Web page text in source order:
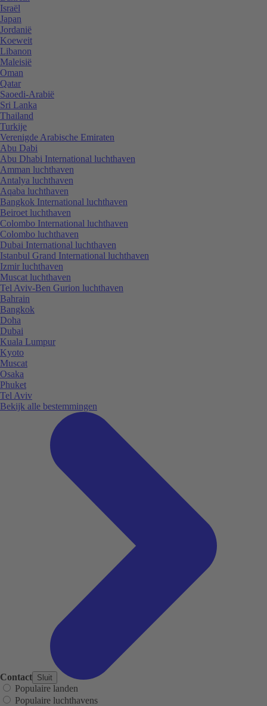
Contact Sluit
Israël
Japan
Jordanië
Koeweit
Libanon
Maleisië
Oman
Qatar
Saoedi-Arabië
Sri Lanka
Thailand
Turkije
Verenigde Arabische Emiraten
Abu Dabi
Abu Dhabi International luchthaven
Amman luchthaven
Antalya luchthaven
Aqaba luchthaven
Bangkok International luchthaven
Beiroet luchthaven
Colombo International luchthaven
Colombo luchthaven
Dubai International luchthaven
Istanbul Grand International luchthaven
Izmir luchthaven
Muscat luchthaven
Tel Aviv-Ben Gurion luchthaven
Bahrain
Bangkok
Doha
Dubai
Kuala Lumpur
Kyoto
Muscat
Osaka
Phuket
Tel Aviv
Bekijk alle bestemmingen
Populaire landen
Populaire luchthavens